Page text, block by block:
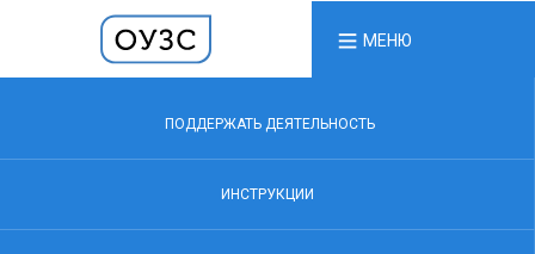
МЕНЮ
ПОДДЕРЖАТЬ ДЕЯТЕЛЬНОСТЬ
ИНСТРУКЦИИ